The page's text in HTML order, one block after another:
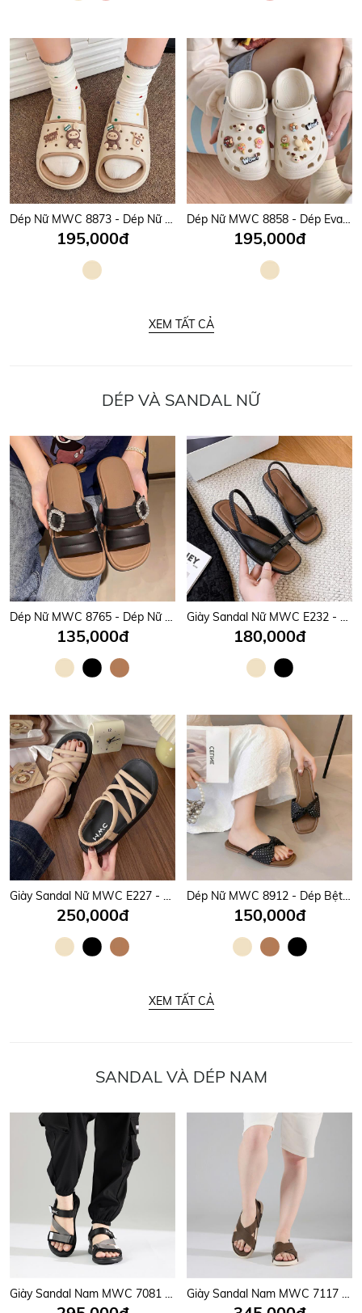
Dép Nữ MWC 8873 - Dép Nữ Quai Ngang Bản To Đính Charm Gấu, Coffe Êm Chân, Dễ Thương, Năng Động.
195,000đ
Dép Nữ MWC 8858 - Dép Eva Nữ Gắn Charm Chữ Nổi, Hoa, Thú Cưng Dễ Thương, Đi Học, Đi Chơi Cực Xinh.
195,000đ
XEM TẤT CẢ
DÉP VÀ SANDAL NỮ
Dép Nữ MWC 8765 - Dép Nữ Quai Đôi Phối Khóa Đá Ánh Bạc Lấp Lánh Sang Trọng, Thời Trang, Êm Nhẹ, Bền Đẹp.
135,000đ
Giày Sandal Nữ MWC E232 - Sandal Nữ Quai Ngang Phối Nơ Siêu Xinh, Đi Học, Đi Chơi Êm Nhẹ, Bền Đẹp.
180,000đ
Giày Sandal Nữ MWC E227 - Sandal Nữ Quai Mảnh Chéo Thanh Lịch, Đi Học, Đi Chơi, Bền Đẹp, Thời Trang.
250,000đ
Dép Nữ MWC 8912 - Dép Bệt Nữ, Mũi Vuông Quai Nơ Bản Chấm Bi Mềm Mại, Êm Ái, Nữ Tính, Thời Trang.
150,000đ
XEM TẤT CẢ
SANDAL VÀ DÉP NAM
Giày Sandal Nam MWC 7081 - Sandal Nam Quai Ngang Chéo Phối Lót Dán Thời Trang, Sandal Nam Công Sở Năng Động, Trẻ Trung. Giày Sandal Nam MWC 7117 - Sandal Nam Hai Quai Chéo Êm Nhẹ, Thanh Lịch, Trẻ Trung, Năng Động, Thời Trang.